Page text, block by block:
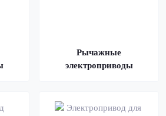
Рычажные
электроприводы